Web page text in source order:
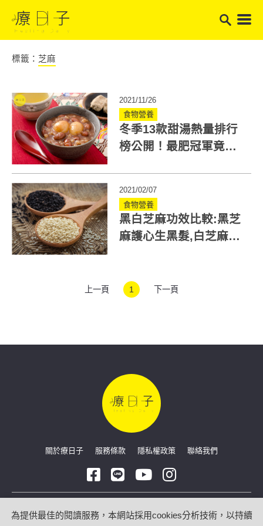
標籤： 芝麻
2021/11/26
食物營養
冬季13款甜湯熱量排行
榜公開！最肥冠軍竟是
2021/02/07
食物營養
黑白芝麻功效比較:黑芝
麻護心生黑髮,白芝麻抗
上一頁 1 下一頁
關於療日子 服務條款 隱私權政策 聯絡我們
Copyright © 2026 療日子 HealingDaily
為提供最佳的閱讀服務，本網站採用cookies分析技術，以持續